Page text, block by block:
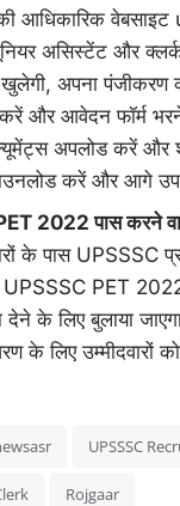
आधिकारिक
असिस्टेंट और
खुलेगी, अपना पंजीकरण
और आवेदन फॉर्म
अपलोड करें और
करें और आगे
2022 पास करने
के पास UPSSSC
UPSSSC PET
देने के लिए बुलाया
के लिए
UPSSSC
Rojgaar